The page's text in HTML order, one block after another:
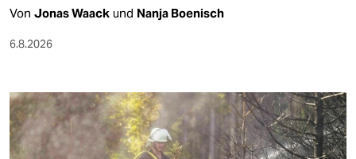
Von Jonas Waack und Nanja Boenisch
6.8.2026